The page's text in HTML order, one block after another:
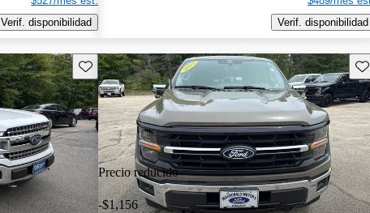
Verif. disponibilidad
Verif. disponibilidad
Guarda este Aviso
Precio reducido
-$1,156